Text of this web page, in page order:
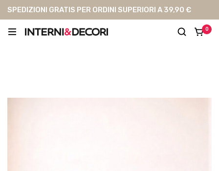
SPEDIZIONI GRATIS PER ORDINI SUPERIORI A 39,90 €
0